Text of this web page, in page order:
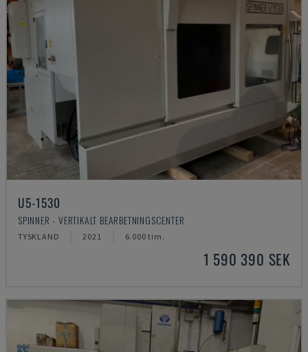
U5-1530
SPINNER - VERTIKALT BEARBETNINGSCENTER
TYSKLAND 2021 6.000 tim.
1 590 390 SEK